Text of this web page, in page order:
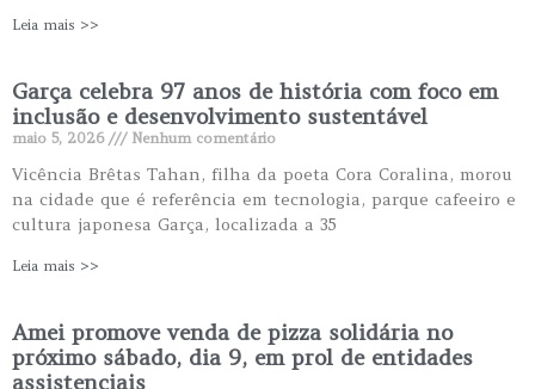
Leia mais >>
Garça celebra 97 anos de história com foco em
inclusão e desenvolvimento sustentável
maio 5, 2026 Nenhum comentário
Vicência Brêtas Tahan, filha da poeta Cora Coralina, morou
na cidade que é referência em tecnologia, parque cafeeiro e
cultura japonesa Garça, localizada a 35
Leia mais >>
Amei promove venda de pizza solidária no
próximo sábado, dia 9, em prol de entidades
assistenciais